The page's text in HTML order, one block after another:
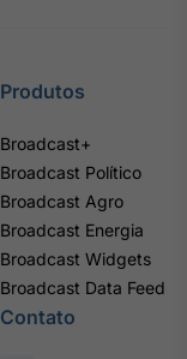
Produtos
Broadcast+
Broadcast Político
Broadcast Agro
Broadcast Energia
Broadcast Widgets
Broadcast Data Feed
Contato